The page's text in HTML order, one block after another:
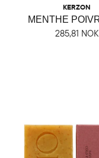
KERZON
285,81 NOK